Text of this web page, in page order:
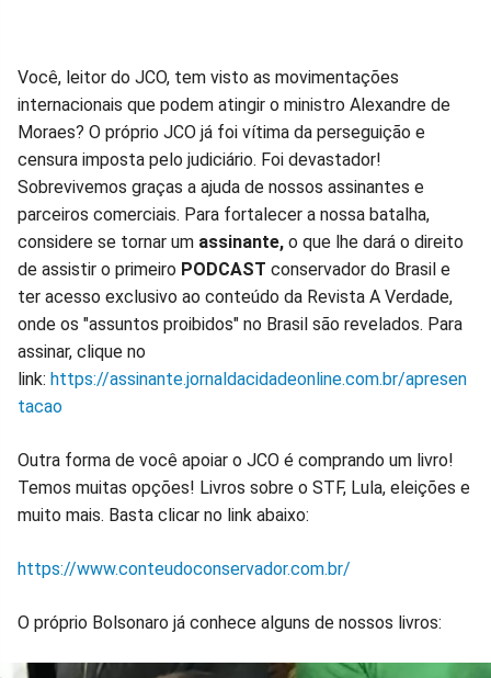
Você, leitor do JCO, tem visto as movimentações
internacionais que podem atingir o ministro Alexandre de
Moraes? O próprio JCO já foi vítima da perseguição e
censura imposta pelo judiciário. Foi devastador!
Sobrevivemos graças a ajuda de nossos assinantes e
parceiros comerciais. Para fortalecer a nossa batalha,
considere se tornar um assinante, o que lhe dará o direito
de assistir o primeiro PODCAST conservador do Brasil e
ter acesso exclusivo ao conteúdo da Revista A Verdade,
onde os "assuntos proibidos" no Brasil são revelados. Para
assinar, clique no
link: https://assinante.jornaldacidadeonline.com.br/apresen
tacao
Outra forma de você apoiar o JCO é comprando um livro!
Temos muitas opções! Livros sobre o STF, Lula, eleições e
muito mais. Basta clicar no link abaixo:
https://www.conteudoconservador.com.br/
O próprio Bolsonaro já conhece alguns de nossos livros: